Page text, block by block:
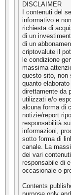
DISCLAIMER
I contenuti del
informativo e
richiesta di
di un
di un
criptovalute il
le condizione
massima
questo sito, non
quanto
direttamente da
utilizzati e/o
alcuna forma di
notizie/report
responsabilità
informazioni,
sotto forma di
canale. La
dei vari
responsabile di
occasionale o
Contents